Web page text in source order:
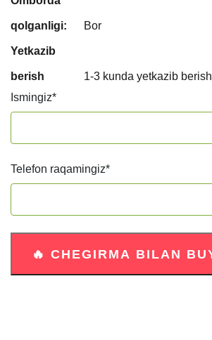
qolganligi: Bor
Yetkazib
berish
1-3 kunda yetkazib berish
Ismingiz*
Telefon raqamingiz*